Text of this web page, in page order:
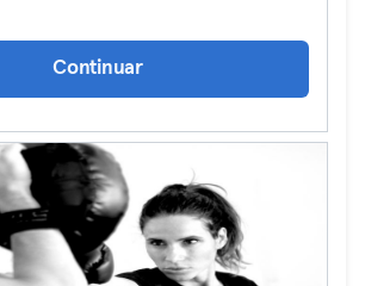
Continuar